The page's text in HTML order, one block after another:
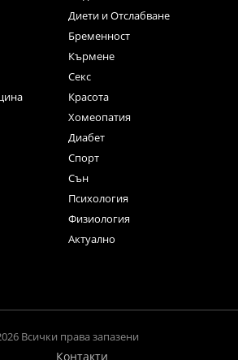
Диети и Отслабване
Бременност
Кърмене
Секс
Красота
Хомеопатия
Диабет
Спорт
Сън
Психология
Физиология
Актуално
Всички права запазени
Контакти